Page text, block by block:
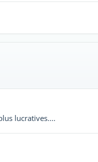
lucratives....